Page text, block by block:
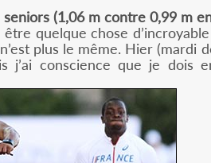
(1,06 m contre 0,99 m
quelque chose
plus le même. Hier (mardi
j’ai conscience que je dois